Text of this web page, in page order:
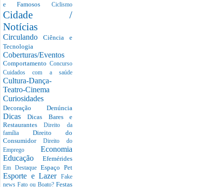
e Famosos Ciclismo
Cidade /
Notícias
CirculandoCiência e
Tecnologia
Coberturas/Eventos
Comportamento Concurso
Cuidados com a saúde
Cultura-Dança-
Teatro-Cinema
Curiosidades
Decoração Denúncia
DicasDicas Bares e
RestaurantesDireito da
família Direito do
Consumidor Direito do
Emprego Economia
Educação Efemérides
Em Destaque Espaço Pet
Esporte e Lazer
Fake
news Fato ou Boato? Festas